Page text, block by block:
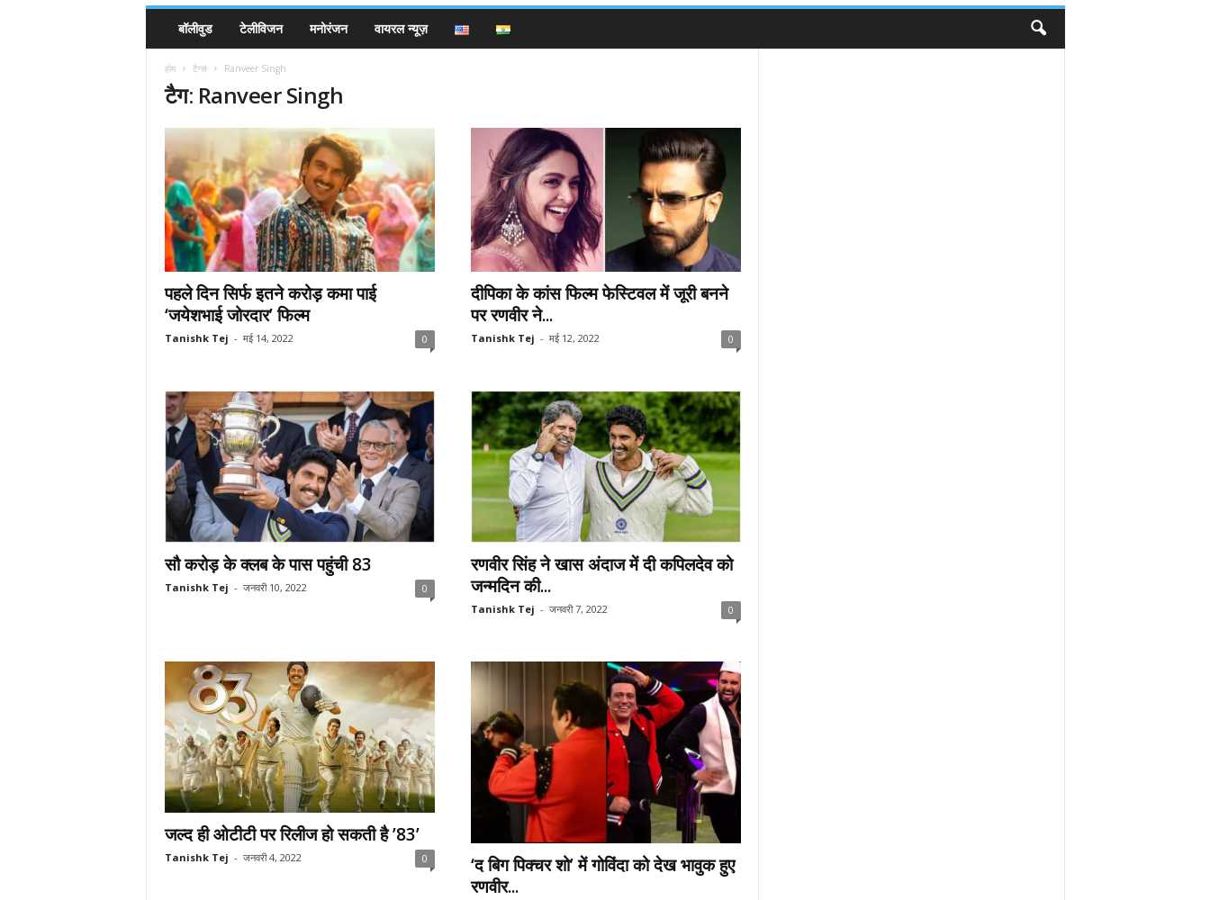
बॉलीवुड टेलीविजन मनोरंजन वायरल न्यूज़
होम टैग्स Ranveer Singh
टैग: Ranveer Singh
पहले दिन सिर्फ इतने करोड़ कमा पाई
‘जयेशभाई जोरदार’ फिल्म
Tanishk Tej - मई 14, 2022 0
दीपिका के कांस फिल्म फेस्टिवल में जूरी बनने
पर रणवीर ने...
Tanishk Tej - मई 12, 2022 0
सौ करोड़ के क्लब के पास पहुंची 83
Tanishk Tej - जनवरी 10, 2022 0
रणवीर सिंह ने खास अंदाज में दी कपिलदेव को
जन्मदिन की...
Tanishk Tej - जनवरी 7, 2022 0
जल्द ही ओटीटी पर रिलीज हो सकती है ’83’
Tanishk Tej - जनवरी 4, 2022 0
‘द बिग पिक्चर शो’ में गोविंदा को देख भावुक हुए
रणवीर...